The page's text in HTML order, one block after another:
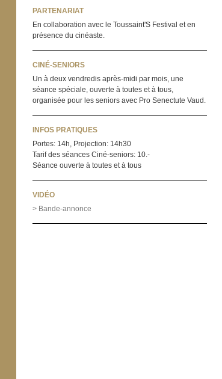
PARTENARIAT
En collaboration avec le Toussaint'S Festival et en
présence du cinéaste.
CINÉ-SENIORS
Un à deux vendredis après-midi par mois, une
séance spéciale, ouverte à toutes et à tous,
organisée pour les seniors avec Pro Senectute Vaud.
INFOS PRATIQUES
Portes: 14h, Projection: 14h30
Tarif des séances Ciné-seniors: 10.-
Séance ouverte à toutes et à tous
VIDÉO
> Bande-annonce